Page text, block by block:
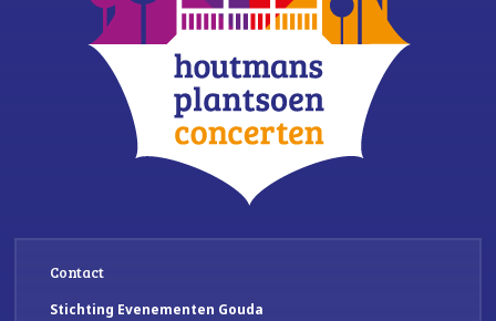
Contact
Stichting Evenementen Gouda